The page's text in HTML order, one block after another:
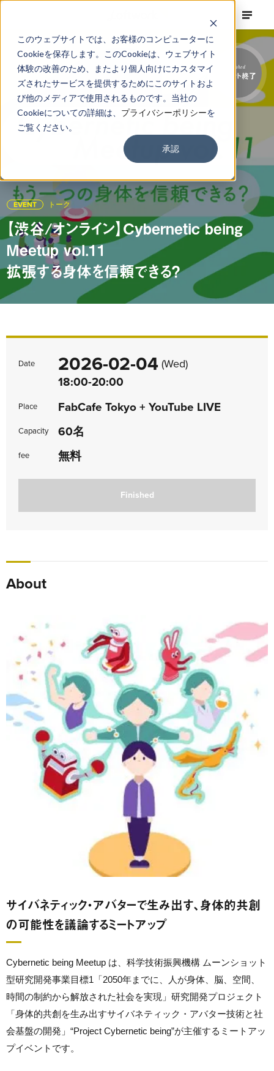
このウェブサイトでは、お客様のコンピューターに
Cookieを保存します。このCookieは、ウェブサイト
体験の改善のため、またより個人向けにカスタマイ
ズされたサービスを提供するためにこのサイトおよ
び他のメディアで使用されるものです。当社の
Cookieについての詳細は、 プライバシーポリシーを
ご覧ください。
承認
EVENT トーク
【渋谷/オンライン】Cybernetic being
Meetup vol.11
拡張する身体を信頼できる？
Finished
イベント終了
Date 2026-02-04 (Wed)
18:00-20:00
Place FabCafe Tokyo + YouTube LIVE
Capacity 60名
fee 無料
Finished
About
サイバネティック・アバターで生み出す、身体的共創
の可能性を議論するミートアップ
Cybernetic being Meetup は、科学技術振興機構 ムーンショット
型研究開発事業目標1「2050年までに、人が身体、脳、空間、
時間の制約から解放された社会を実現」研究開発プロジェクト
「身体的共創を生み出すサイバネティック・アバター技術と社
会基盤の開発」“Project Cybernetic being”が主催するミートアッ
プイベントです。